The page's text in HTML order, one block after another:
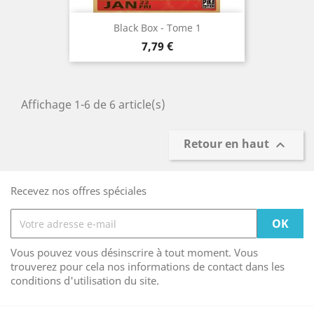
Black Box - Tome 1
Prix
7,79 €
Affichage 1-6 de 6 article(s)
Retour en haut 
Recevez nos offres spéciales
Vous pouvez vous désinscrire à tout moment. Vous
trouverez pour cela nos informations de contact dans les
conditions d'utilisation du site.